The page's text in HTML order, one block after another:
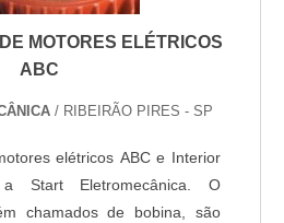
MOTORES ELÉTRICOS
ABC
/ RIBEIRÃO PIRES - SP
elétricos ABC e Interior
Eletromecânica. O
chamados de bobina, são